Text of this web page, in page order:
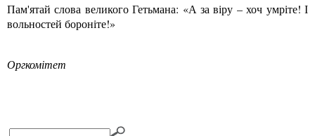
Пам'ятай слова великого Гетьмана: «А за віру – хоч умріте! І
вольностей бороніте!»
Оргкомітет